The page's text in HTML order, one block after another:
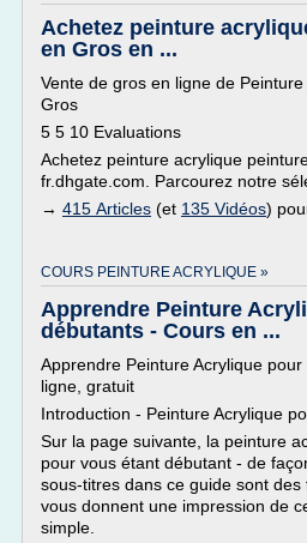
Achetez peinture
en Gros en ...
Vente de gros en ligne de
Gros
5 5 10 Evaluations
Achetez peinture acrylique
fr.dhgate.com. Parcourez notre
→ 415 Articles (et 135 Vidéos)
COURS PEINTURE ACRYLIQUE »
Apprendre Peinture
débutants - Cours en ...
Apprendre Peinture Acrylique
ligne, gratuit
Introduction - Peinture Acrylique
Sur la page suivante, la peinture
pour vous étant débutant - de
sous-titres dans ce guide sont
vous donnent une impression de
simple.